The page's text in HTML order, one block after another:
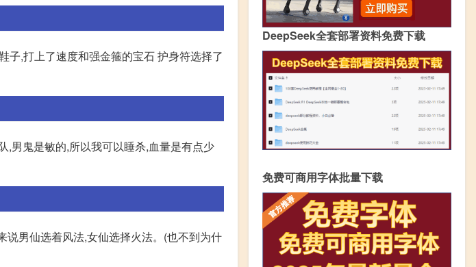
子,打上了速度和强金箍的宝石 护身符选择了
,男鬼是敏的,所以我可以睡杀,血量是有点少
说男仙选着风法,女仙选择火法。(也不到为什
DeepSeek全套部署资料免费下载
免费可商用字体批量下载